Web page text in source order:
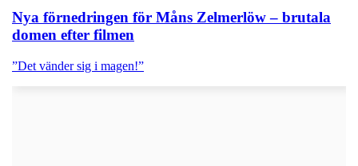
Nya förnedringen för Måns Zelmerlöw – brutala
domen efter filmen
”Det vänder sig i magen!”